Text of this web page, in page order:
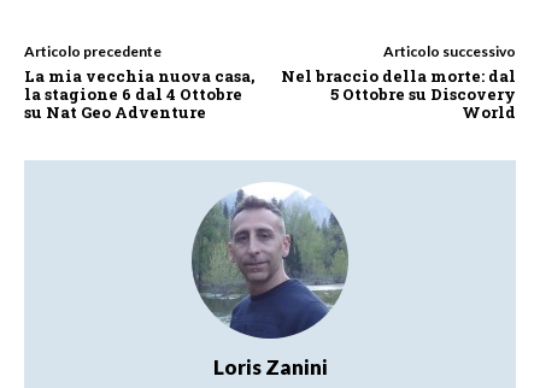
Articolo precedente
La mia vecchia nuova casa,
la stagione 6 dal 4 Ottobre
su Nat Geo Adventure
Articolo successivo
Nel braccio della morte: dal
5 Ottobre su Discovery
World
Loris Zanini